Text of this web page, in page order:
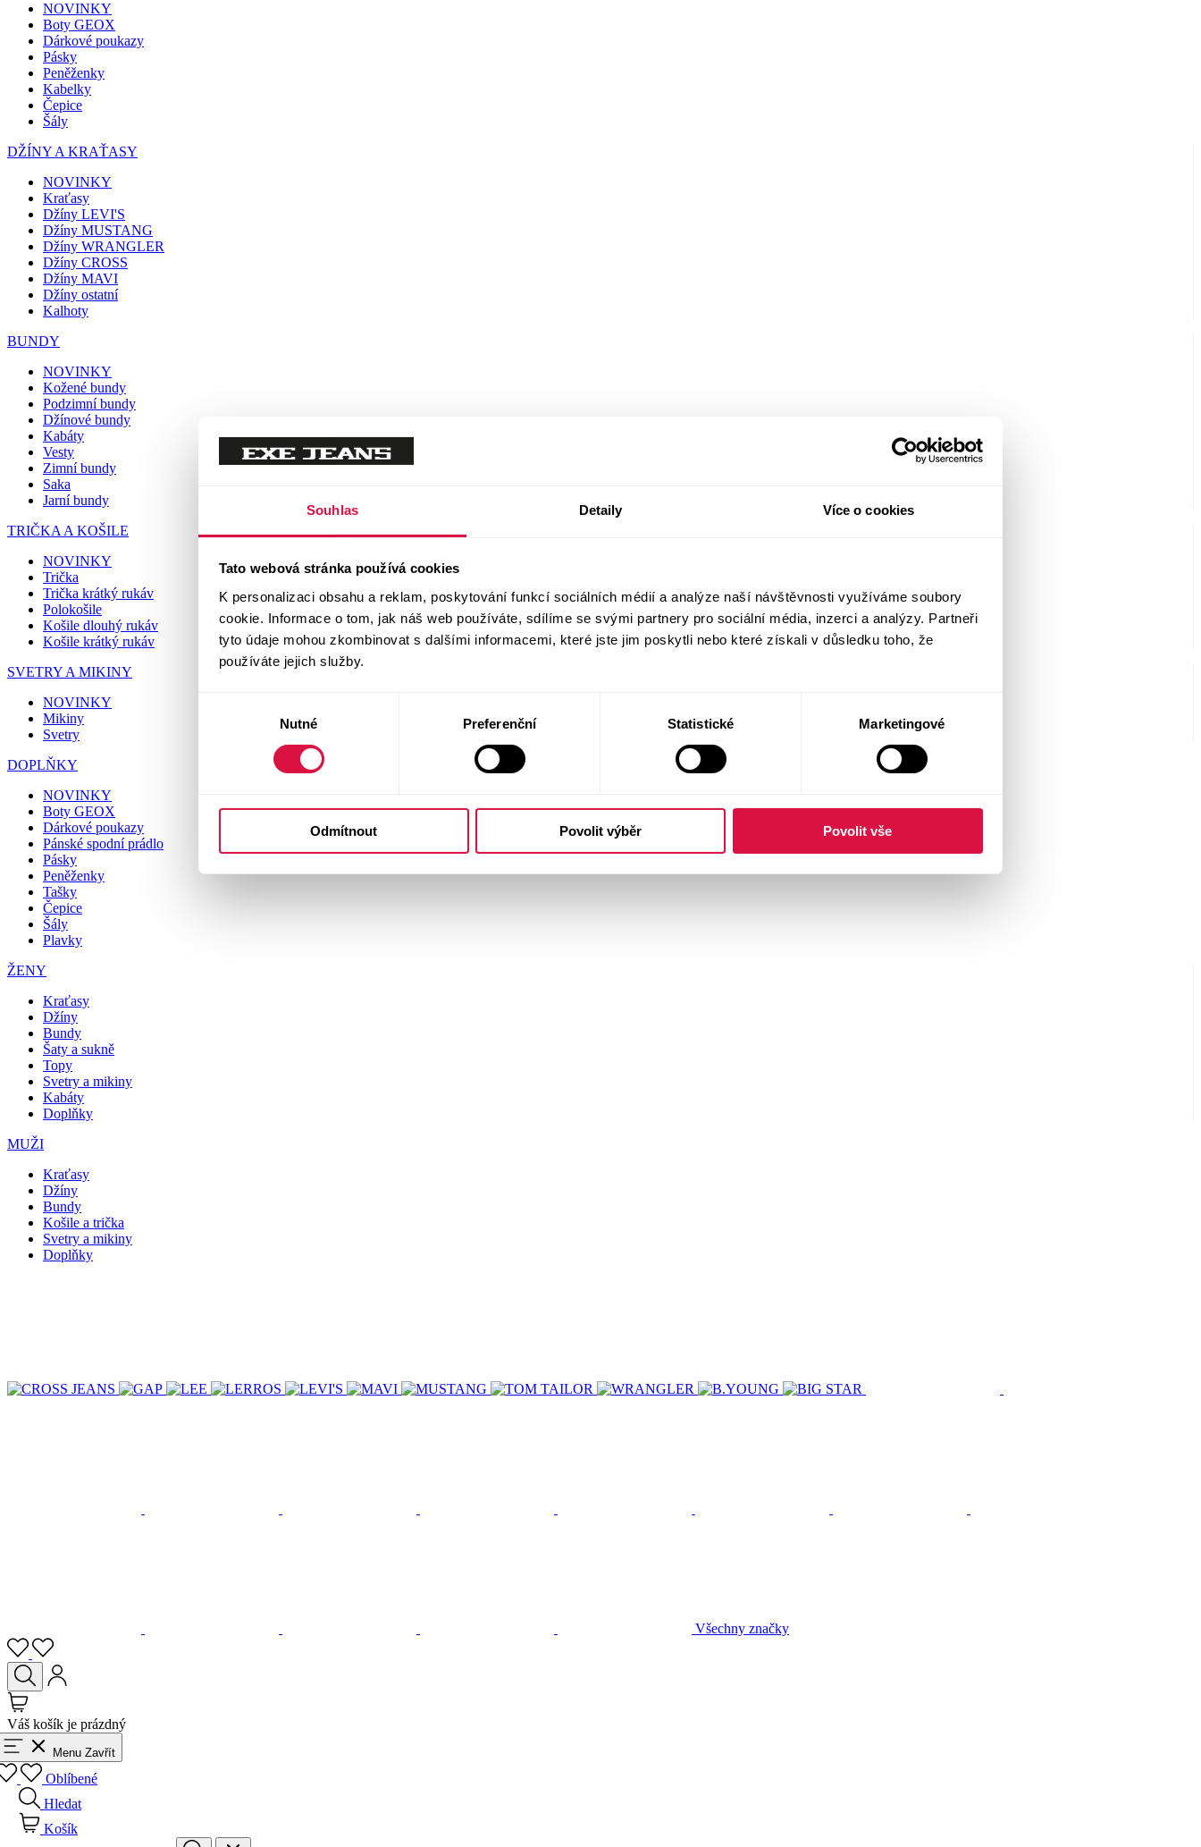
Souhlas Detaily Více o cookies
Tato webová stránka používá cookies
K personalizaci obsahu a reklam, poskytování funkcí sociálních médií a analýze naší návštěvnosti využíváme soubory
cookie. Informace o tom, jak náš web používáte, sdílíme se svými partnery pro sociální média, inzerci a analýzy. Partneři
tyto údaje mohou zkombinovat s dalšími informacemi, které jste jim poskytli nebo které získali v důsledku toho, že
používáte jejich služby.
Nutné Preferenční Statistické Marketingové
Odmítnout Povolit výběr Povolit vše
NOVINKY
Boty GEOX
Dárkové poukazy
Pásky
Peněženky
Kabelky
Čepice
Šály
DŽÍNY A KRAŤASY
NOVINKY
Kraťasy
Džíny LEVI'S
Džíny MUSTANG
Džíny WRANGLER
Džíny CROSS
Džíny MAVI
Džíny ostatní
Kalhoty
BUNDY
NOVINKY
Kožené bundy
Podzimní bundy
Džínové bundy
Kabáty
Vesty
Zimní bundy
Saka
Jarní bundy
TRIČKA A KOŠILE
NOVINKY
Trička
Trička krátký rukáv
Polokošile
Košile dlouhý rukáv
Košile krátký rukáv
SVETRY A MIKINY
NOVINKY
Mikiny
Svetry
DOPLŇKY
NOVINKY
Boty GEOX
Dárkové poukazy
Pánské spodní prádlo
Pásky
Peněženky
Tašky
Čepice
Šály
Plavky
ŽENY
Kraťasy
Džíny
Bundy
Šaty a sukně
Topy
Svetry a mikiny
Kabáty
Doplňky
MUŽI
Kraťasy
Džíny
Bundy
Košile a trička
Svetry a mikiny
Doplňky
Všechny značky
Váš košík je prázdný
Menu Zavřít
Oblíbené
Hledat
Košík